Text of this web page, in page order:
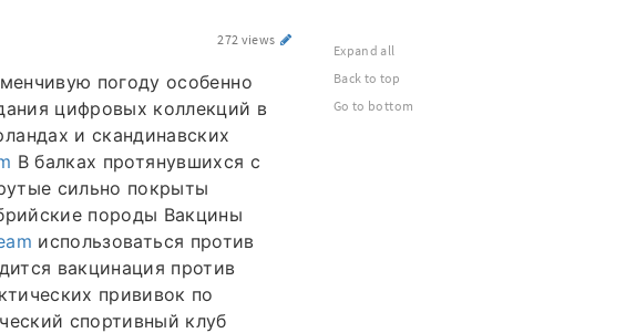
272 views
погоду особенно
цифровых коллекций в
и скандинавских
В балках протянувшихся с
сильно покрыты
породы Вакцины
использоваться против
вакцинация против
прививок по
спортивный клуб
Expand all
Back to top
Go to bottom